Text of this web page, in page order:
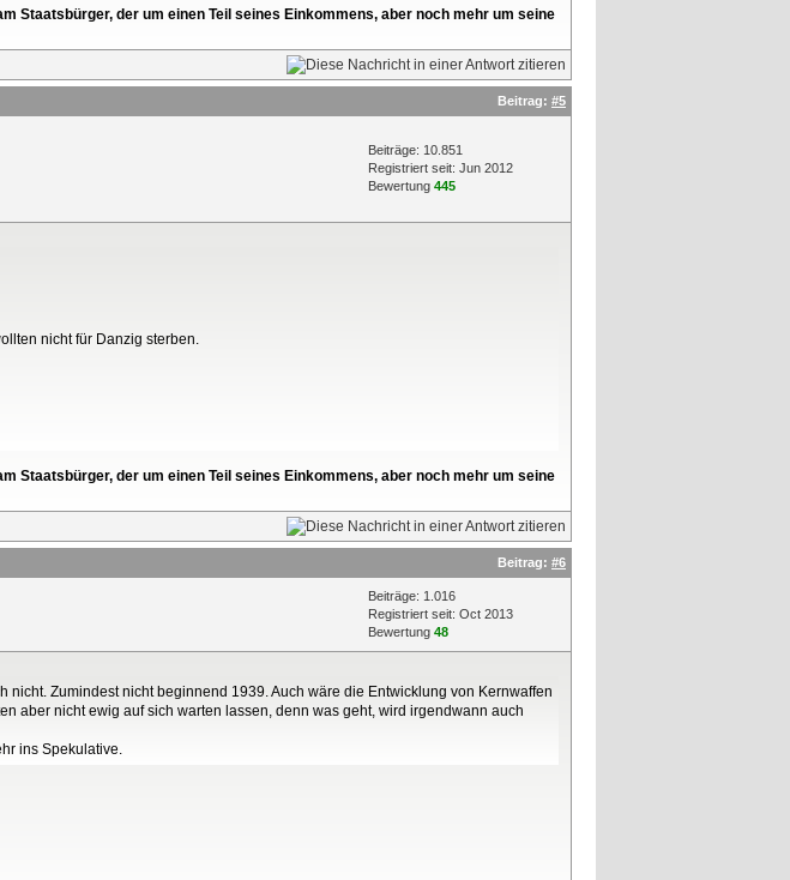
Staatsbürger, der um einen Teil seines Einkommens, aber noch mehr um seine
Beitrag: #5
Beiträge: 10.851
Registriert seit: Jun 2012
Bewertung 445
nicht für Danzig sterben.
Staatsbürger, der um einen Teil seines Einkommens, aber noch mehr um seine
Beitrag: #6
Beiträge: 1.016
Registriert seit: Oct 2013
Bewertung 48
Zumindest nicht beginnend 1939. Auch wäre die Entwicklung von Kernwaffen
aber nicht ewig auf sich warten lassen, denn was geht, wird irgendwann auch
ins Spekulative.